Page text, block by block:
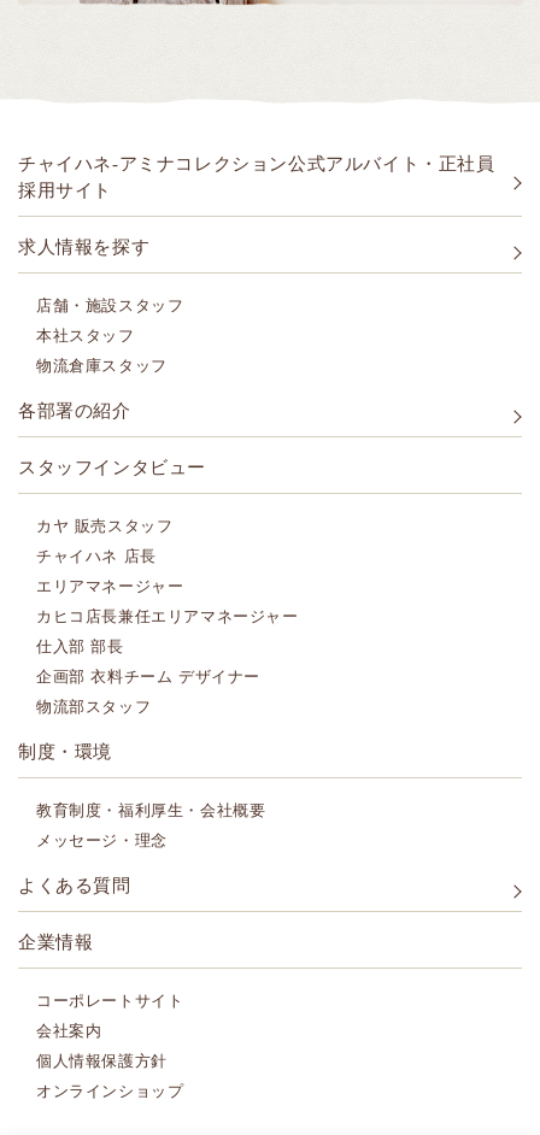
チャイハネ-アミナコレクション公式アルバイト・正社員
採用サイト
求人情報を探す
店舗・施設スタッフ
本社スタッフ
物流倉庫スタッフ
各部署の紹介
スタッフインタビュー
カヤ 販売スタッフ
チャイハネ 店長
エリアマネージャー
カヒコ店長兼任エリアマネージャー
仕入部 部長
企画部 衣料チーム デザイナー
物流部スタッフ
制度・環境
教育制度・福利厚生・会社概要
メッセージ・理念
よくある質問
企業情報
コーポレートサイト
会社案内
個人情報保護方針
オンラインショップ